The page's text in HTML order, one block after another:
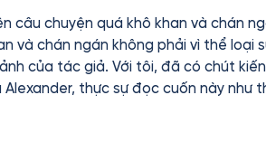
câu chuyện quá khô khan và chán
của tác giả. Với tôi, đã có chút
thực sự đọc cuốn này như